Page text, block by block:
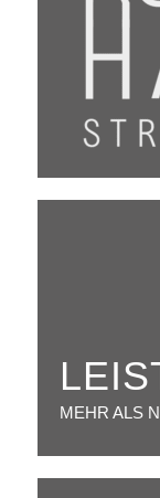
MEHR ALS